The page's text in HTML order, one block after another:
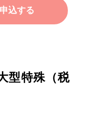
込する
型特殊（税